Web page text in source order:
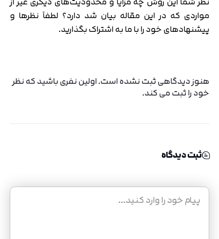
مواردی که در این مقاله بیان شد دارد؟ لطفاً نظرها و
پیشنهادهای خود را با ما به اشتراک بگذارید.
هنوز دیدگاهی ثبت نشده است. اولین نفری باشید که نظر
خود را ثبت می کند.
ثبت دیدگاه